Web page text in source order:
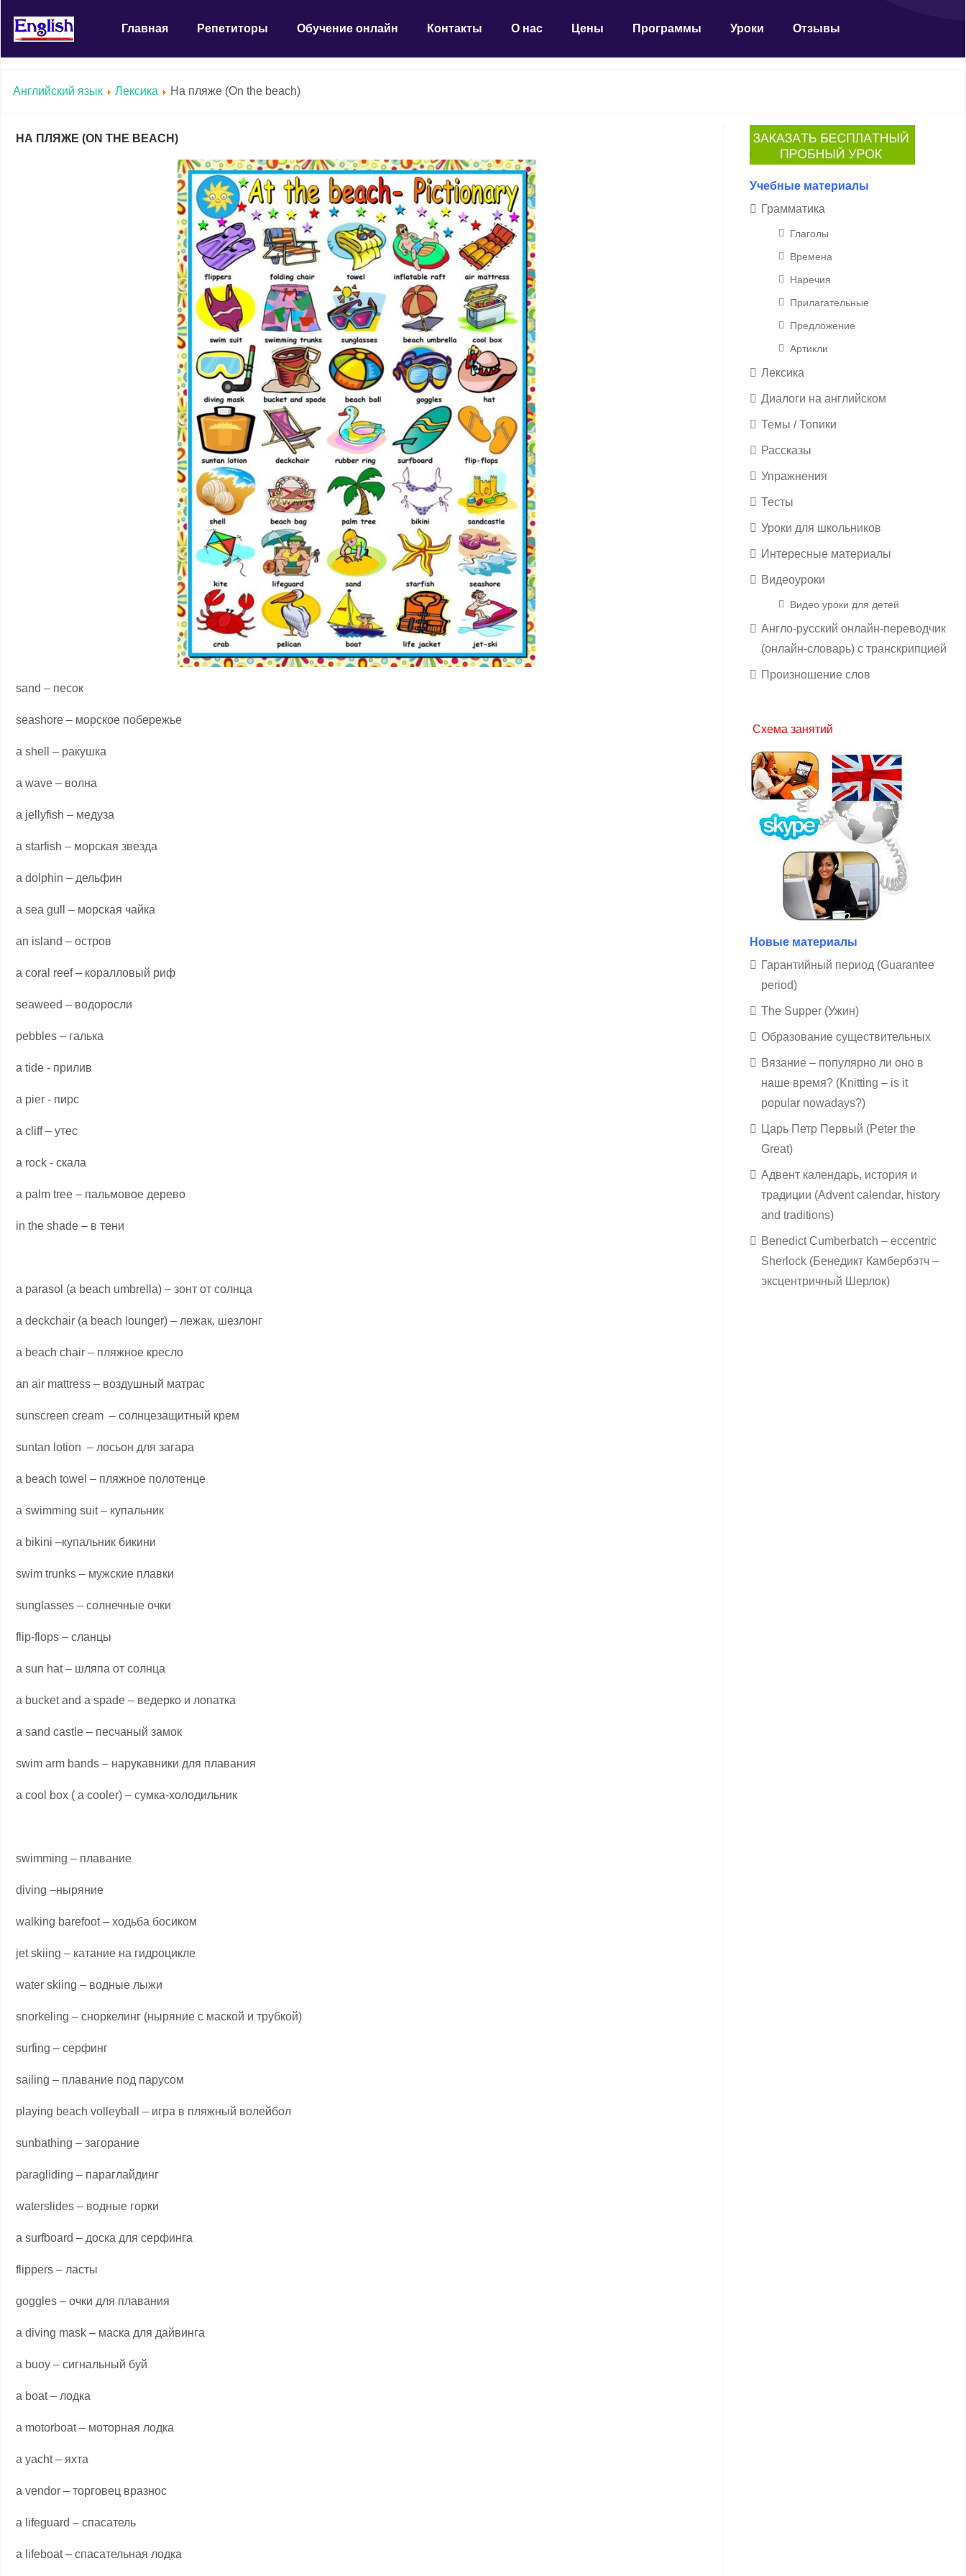
Главная Репетиторы Обучение онлайн Контакты О нас Цены Программы Уроки Отзывы
Английский язык Лексика На пляже (On the beach)
НА ПЛЯЖЕ (ON THE BEACH)
sand – песок
seashore – морское побережье
a shell – ракушка
a wave – волна
a jellyfish – медуза
a starfish – морская звезда
a dolphin – дельфин
a sea gull – морская чайка
an island – остров
a coral reef – коралловый риф
seaweed – водоросли
pebbles – галька
a tide - прилив
a pier - пирс
a cliff – утес
a rock - скала
a palm tree – пальмовое дерево
in the shade – в тени
a parasol (a beach umbrella) – зонт от солнца
a deckchair (a beach lounger) – лежак, шезлонг
a beach chair – пляжное кресло
an air mattress – воздушный матрас
sunscreen cream – солнцезащитный крем
suntan lotion – лосьон для загара
a beach towel – пляжное полотенце
a swimming suit – купальник
a bikini –купальник бикини
swim trunks – мужские плавки
sunglasses – солнечные очки
flip-flops – сланцы
a sun hat – шляпа от солнца
a bucket and a spade – ведерко и лопатка
a sand castle – песчаный замок
swim arm bands – нарукавники для плавания
a cool box ( a cooler) – сумка-холодильник
swimming – плавание
diving –ныряние
walking barefoot – ходьба босиком
jet skiing – катание на гидроцикле
water skiing – водные лыжи
snorkeling – сноркелинг (ныряние с маской и трубкой)
surfing – серфинг
sailing – плавание под парусом
playing beach volleyball – игра в пляжный волейбол
sunbathing – загорание
paragliding – параглайдинг
waterslides – водные горки
a surfboard – доска для серфинга
flippers – ласты
goggles – очки для плавания
a diving mask – маска для дайвинга
a buoy – сигнальный буй
a boat – лодка
a motorboat – моторная лодка
a yacht – яхта
a vendor – торговец вразнос
a lifeguard – спасатель
a lifeboat – спасательная лодка
Учебные материалы
Грамматика
Глаголы
Времена
Наречия
Прилагательные
Предложение
Артикли
Лексика
Диалоги на английском
Темы / Топики
Рассказы
Упражнения
Тесты
Уроки для школьников
Интересные материалы
Видеоуроки
Видео уроки для детей
Англо-русский онлайн-переводчик
(онлайн-словарь) с транскрипцией
Произношение слов
Схема занятий
Новые материалы
Гарантийный период (Guarantee
period)
The Supper (Ужин)
Образование существительных
Вязание – популярно ли оно в
наше время? (Knitting – is it
popular nowadays?)
Царь Петр Первый (Peter the
Great)
Адвент календарь, история и
традиции (Advent calendar, history
and traditions)
Benedict Cumberbatch – eccentric
Sherlock (Бенедикт Камбербэтч –
эксцентричный Шерлок)